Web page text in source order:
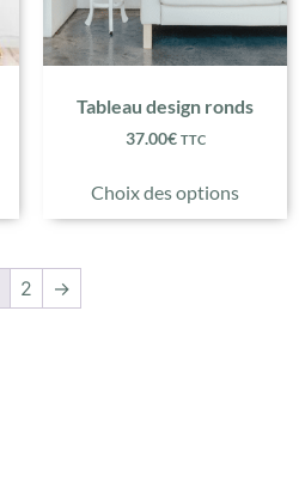
Tableau design ronds
37.00€ TTC
Choix des options
2 →